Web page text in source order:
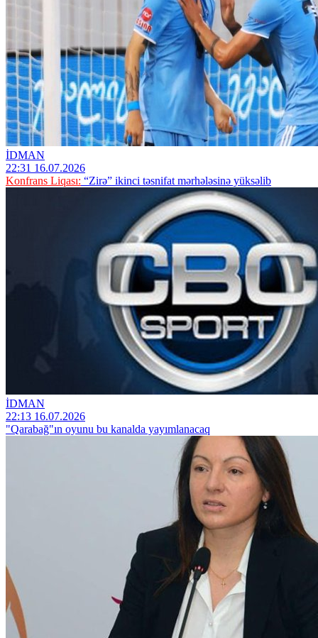
İDMAN
22:31 16.07.2026
Konfrans Liqası: “Zirə” ikinci təsnifat mərhələsinə yüksəlib
İDMAN
22:13 16.07.2026
"Qarabağ"ın oyunu bu kanalda yayımlanacaq